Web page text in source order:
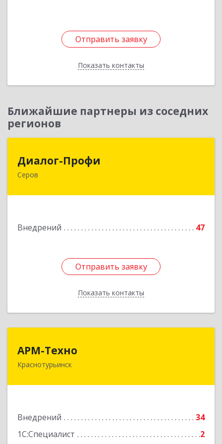
Отправить заявку
Показать контакты
Отправить заявку
Назад
Ближайшие партнеры из соседних
регионов
Диалог-Профи
Серов
Внедрений 47
Отправить заявку
Показать контакты
624980, Свердловская обл, Серов г, Короленко
Отправить заявку
Назад
АРМ-Техно
Краснотурьинск
Внедрений
34
1С:Специалист
2
624447, Свердловская обл, Краснотурьинск г,